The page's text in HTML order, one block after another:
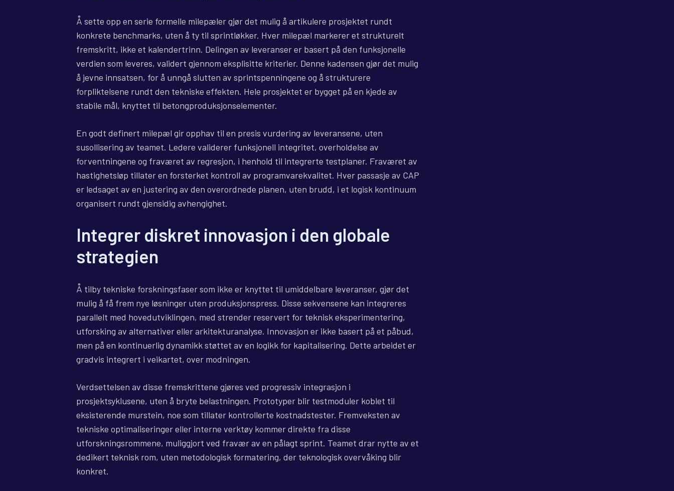
Å sette opp en serie formelle milepæler gjør det mulig å artikulere prosjektet rundt
konkrete benchmarks, uten å ty til sprintløkker. Hver milepæl markerer et strukturelt
fremskritt, ikke et kalendertrinn. Delingen av leveranser er basert på den funksjonelle
verdien som leveres, validert gjennom eksplisitte kriterier. Denne kadensen gjør det mulig
å jevne innsatsen, for å unngå slutten av sprintspenningene og å strukturere
forpliktelsene rundt den tekniske effekten. Hele prosjektet er bygget på en kjede av
stabile mål, knyttet til betongproduksjonselementer.
En godt definert milepæl gir opphav til en presis vurdering av leveransene, uten
susollisering av teamet. Ledere validerer funksjonell integritet, overholdelse av
forventningene og fraværet av regresjon, i henhold til integrerte testplaner. Fraværet av
hastighetsløp tillater en forsterket kontroll av programvarekvalitet. Hver passasje av CAP
er ledsaget av en justering av den overordnede planen, uten brudd, i et logisk kontinuum
organisert rundt gjensidig avhengighet.
Integrer diskret innovasjon i den globale
strategien
Å tilby tekniske forskningsfaser som ikke er knyttet til umiddelbare leveranser, gjør det
mulig å få frem nye løsninger uten produksjonspress. Disse sekvensene kan integreres
parallelt med hovedutviklingen, med strender reservert for teknisk eksperimentering,
utforsking av alternativer eller arkitekturanalyse. Innovasjon er ikke basert på et påbud,
men på en kontinuerlig dynamikk støttet av en logikk for kapitalisering. Dette arbeidet er
gradvis integrert i veikartet, over modningen.
Verdsettelsen av disse fremskrittene gjøres ved progressiv integrasjon i
prosjektsyklusene, uten å bryte belastningen. Prototyper blir testmoduler koblet til
eksisterende murstein, noe som tillater kontrollerte kostnadstester. Fremveksten av
tekniske optimaliseringer eller interne verktøy kommer direkte fra disse
utforskningsrommene, muliggjort ved fravær av en pålagt sprint. Teamet drar nytte av et
dedikert teknisk rom, uten metodologisk formatering, der teknologisk overvåking blir
konkret.